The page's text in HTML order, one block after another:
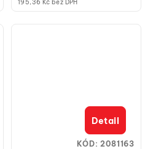
195,36 Kč bez DPH
Detail
KÓD:2081163